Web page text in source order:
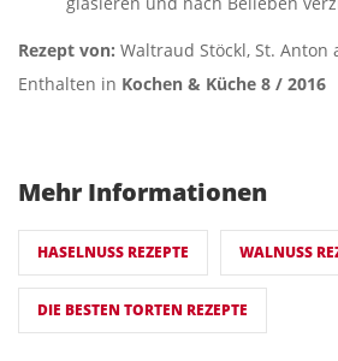
Rezept von: Waltraud Stöckl, St. Anton
Enthalten in Kochen & Küche 8 / 2016
Mehr Informationen
HASELNUSS REZEPTE WALNUSS
DIE BESTEN TORTEN REZEPTE